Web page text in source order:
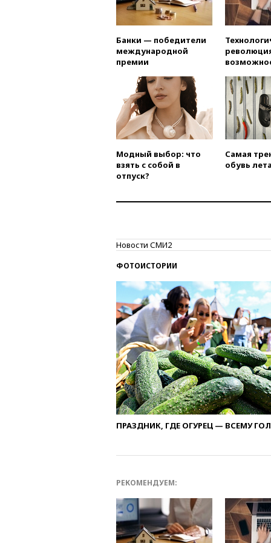
Банки — победители
международной
премии
Модный выбор: что
взять с собой в
отпуск?
Самая
обувь
Новости СМИ2
ФОТОИСТОРИИ
ПРАЗДНИК, ГДЕ ОГУРЕЦ — ВСЕМУ
РЕКОМЕНДУЕМ: